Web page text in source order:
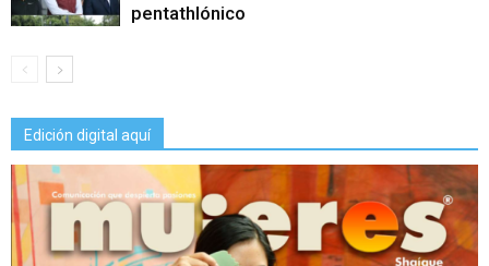
pentathlónico
Edición digital aquí